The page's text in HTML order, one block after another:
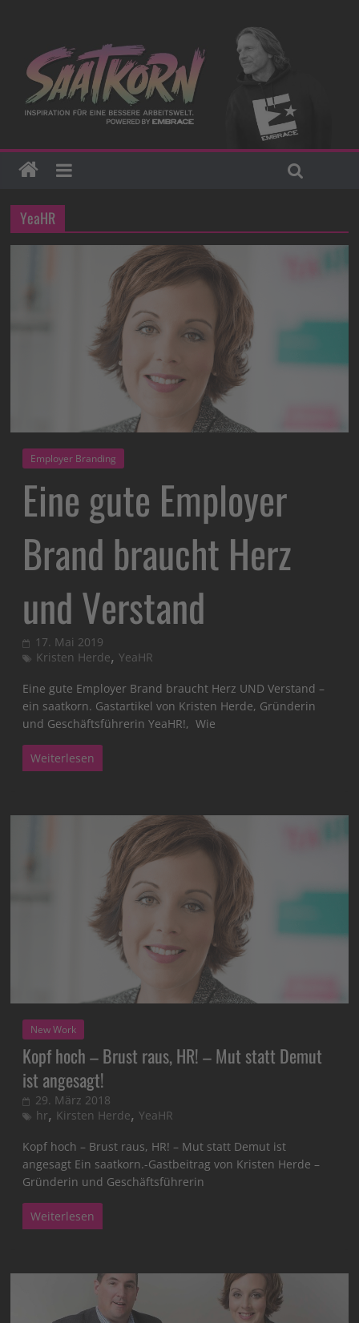
YeaHR
Employer Branding
Eine gute Employer
Brand braucht Herz
und Verstand
17. Mai 2019
Kristen Herde,YeaHR
Eine gute Employer Brand braucht Herz UND Verstand –
ein saatkorn. Gastartikel von Kristen Herde, Gründerin
und Geschäftsführerin YeaHR!, Wie
Weiterlesen
New Work
Kopf hoch – Brust raus, HR! – Mut statt Demut
ist angesagt!
29. März 2018
hr, Kirsten Herde,YeaHR
Kopf hoch – Brust raus, HR! – Mut statt Demut ist
angesagt Ein saatkorn.-Gastbeitrag von Kristen Herde –
Gründerin und Geschäftsführerin
Weiterlesen